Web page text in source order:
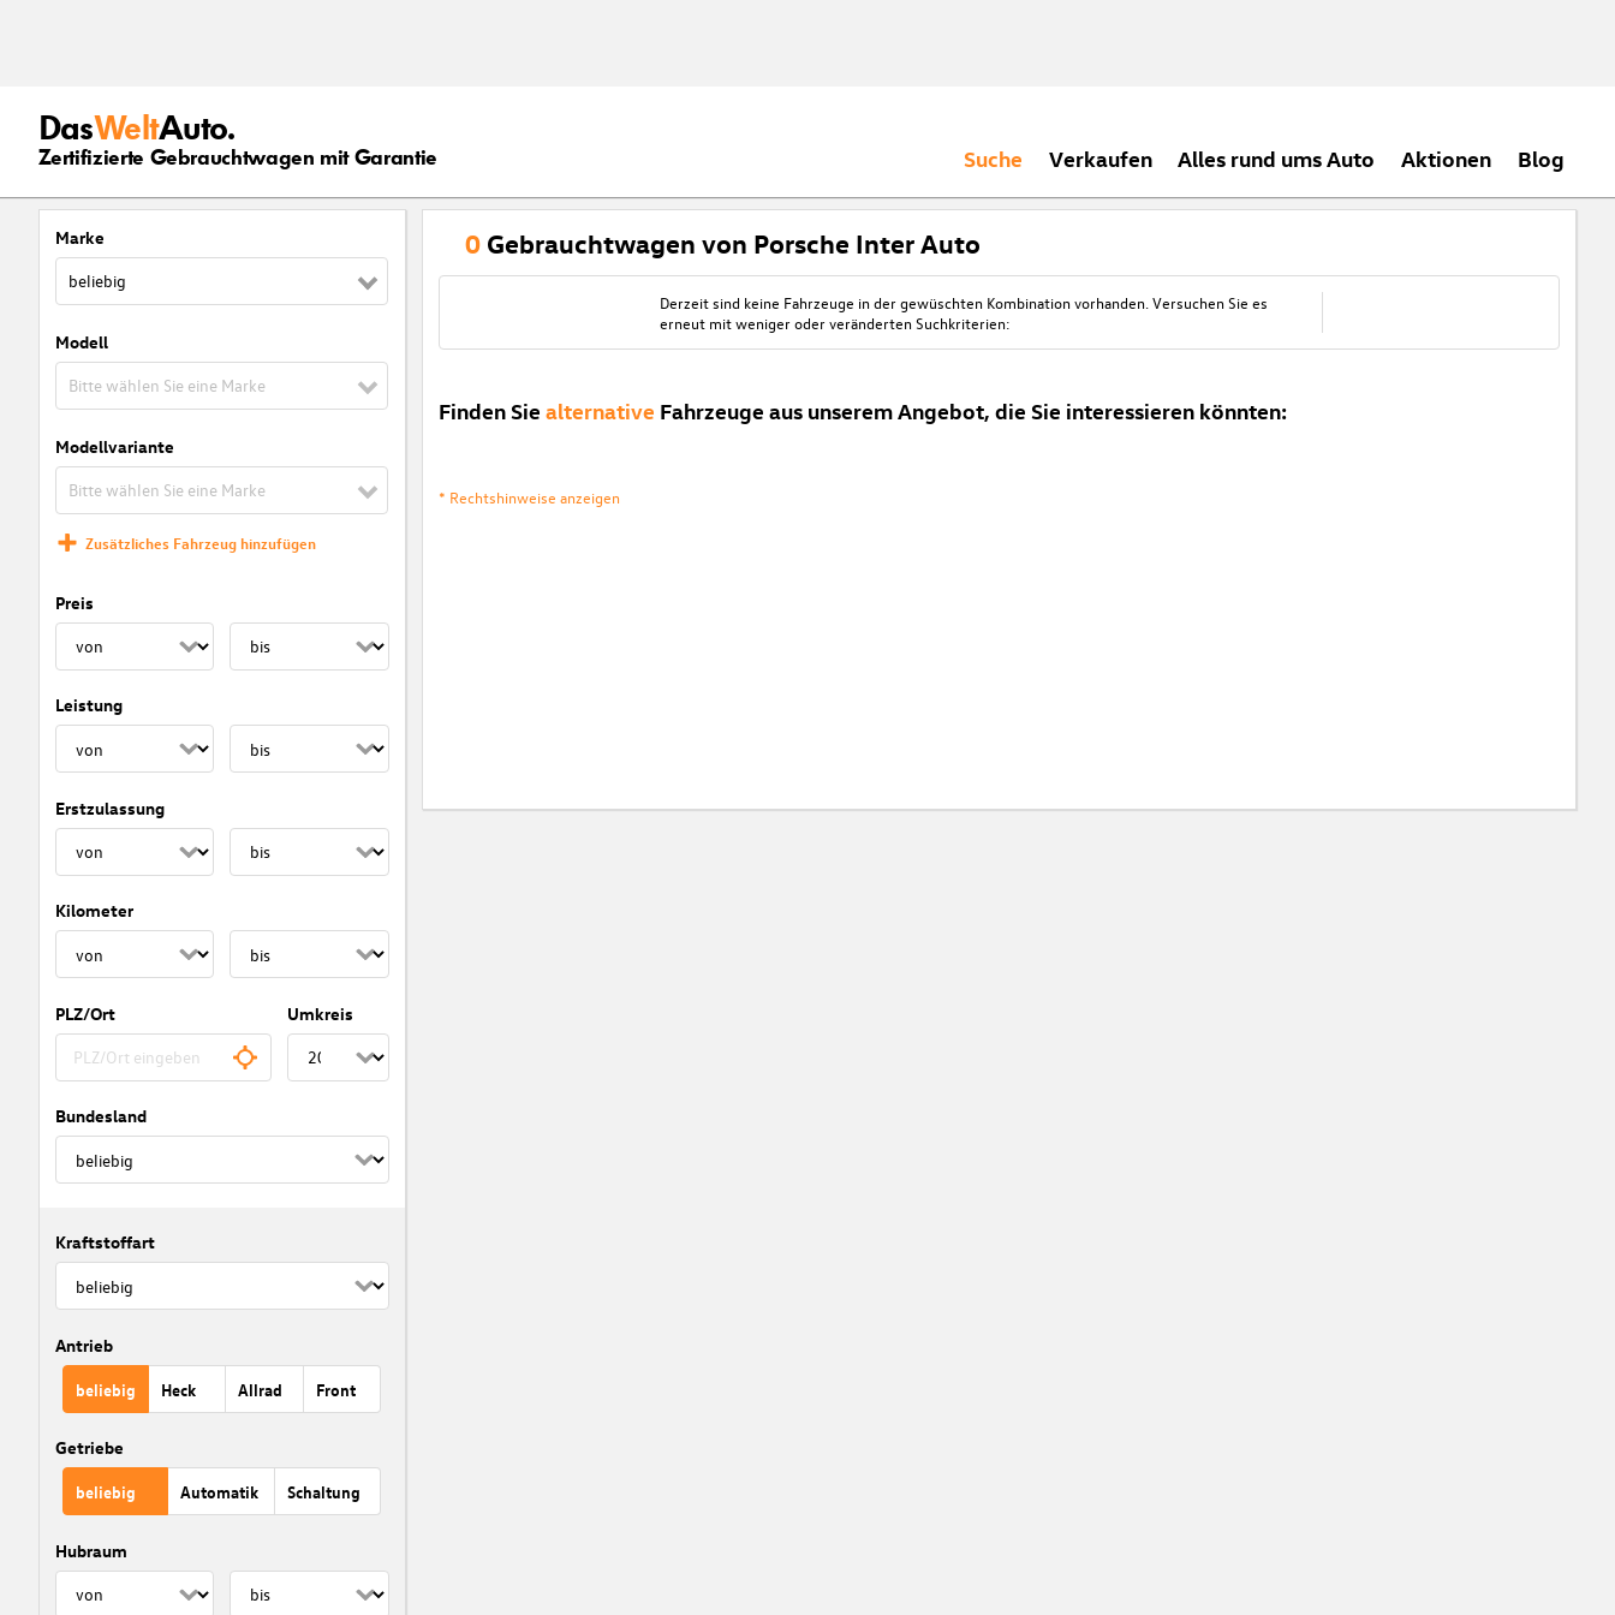
DasWeltAuto.
Zertifizierte Gebrauchtwagen mit Garantie Suche Verkaufen Alles rund ums Auto Aktionen Blog
Marke
beliebig
Modell
Bitte wählen Sie eine Marke
Modellvariante
Bitte wählen Sie eine Marke
Zusätzliches Fahrzeug hinzufügen
Preis
Leistung
Erstzulassung
Kilometer
PLZ/Ort Umkreis
Bundesland
Kraftstoffart
Antrieb
beliebig Heck Allrad Front
Getriebe
beliebig Automatik Schaltung
Hubraum
0 Gebrauchtwagen von Porsche Inter Auto
Derzeit sind keine Fahrzeuge in der gewüschten Kombination vorhanden. Versuchen Sie es
erneut mit weniger oder veränderten Suchkriterien:
Finden Sie alternative Fahrzeuge aus unserem Angebot, die Sie interessieren könnten:
* Rechtshinweise anzeigen